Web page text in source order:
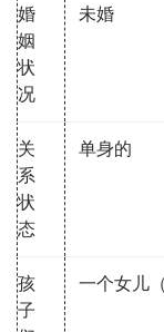
婚
姻
状
况
未婚
关
系
状
态
单身的
孩
子
一个女儿